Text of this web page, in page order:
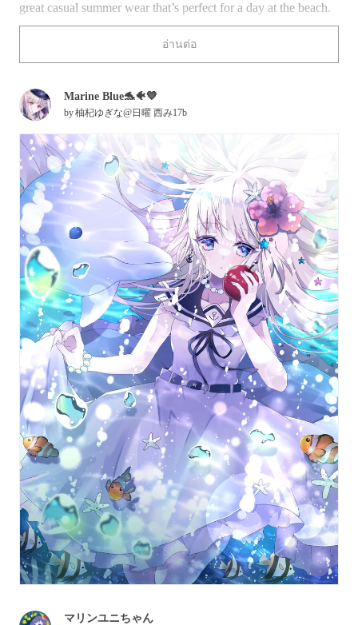
great casual summer wear that’s perfect for a day at the beach.
Pyrokinetic powerhouse Klee (fromGenshin Impact) looks so
cute as she sets out on what looks to be a fun day by the sea!
What do you think of the nautically nice illustrations below?
อ่านต่อ
Marine Blue🐬🐠💙
by柚杞ゆぎな@日曜 西み17b
マリンユニちゃん